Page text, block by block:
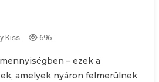
Kiss 696
– ezek a
amelyek nyáron felmerülnek